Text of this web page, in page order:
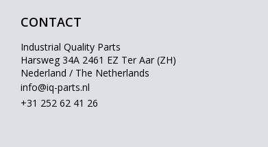
CONTACT
Industrial Quality Parts
Harsweg 34A 2461 EZ Ter Aar (ZH)
Nederland / The Netherlands
info@iq-parts.nl
+31 252 62 41 26